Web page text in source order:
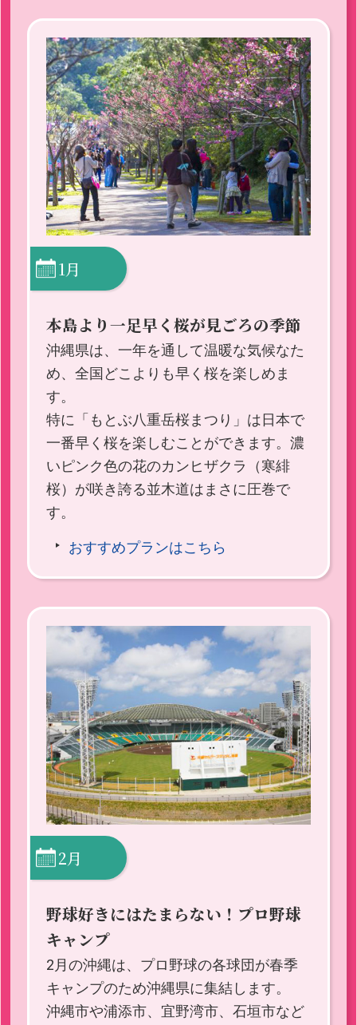
1月
本島より一足早く桜が見ごろの季節
沖縄県は、一年を通して温暖な気候なた
め、全国どこよりも早く桜を楽しめま
す。
特に「もとぶ八重岳桜まつり」は日本で
一番早く桜を楽しむことができます。濃
いピンク色の花のカンヒザクラ（寒緋
桜）が咲き誇る並木道はまさに圧巻で
す。
おすすめプランはこちら
2月
野球好きにはたまらない！プロ野球
キャンプ
2月の沖縄は、プロ野球の各球団が春季
キャンプのため沖縄県に集結します。
沖縄市や浦添市、宜野湾市、石垣市など